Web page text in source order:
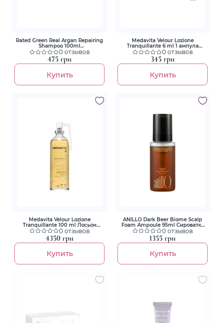
Rated Green Real Argan Repairing
Shampoo 100ml
Восстанавливающий шампунь с
аргановым маслом
0 отзывов
475 грн
Купить
Medavita Velour Lozione
Tranquillante 6 ml 1 ампула
Лосьон заспокійливий миттєвої
дії для шкіри голови
0 отзывов
345 грн
Купить
Medavita Velour Lozione
Tranquillante 100 ml Лосьон
заспокійливий миттєвої дії для
шкіри голови
0 отзывов
4350 грн
Купить
ANILLO Dark Beer Biome Scalp
Foam Ampoule 95ml Сироватка
для шкіри голови
0 отзывов
1355 грн
Купить